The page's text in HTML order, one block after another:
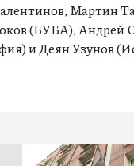
Мартин
(БУБА),
и Деян Узунов